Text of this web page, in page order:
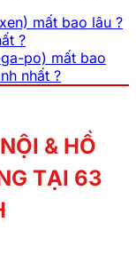
mất bao lâu ?
?
po) mất bao
nhất ?
& HỒ
TẠI 63